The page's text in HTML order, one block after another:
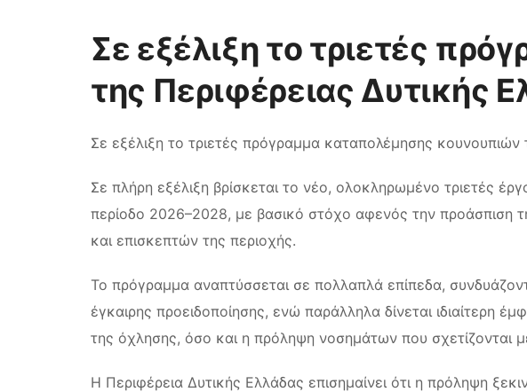
Σε εξέλιξη το τριετές
της Περιφέρειας Δυτικής
Σε εξέλιξη το τριετές πρόγραμμα καταπολέμησης
Σε πλήρη εξέλιξη βρίσκεται το νέο, ολοκληρωμένο τριετές
περίοδο 2026–2028, με βασικό στόχο αφενός την προάσπιση
και επισκεπτών της περιοχής.
Το πρόγραμμα αναπτύσσεται σε πολλαπλά επίπεδα,
έγκαιρης προειδοποίησης, ενώ παράλληλα δίνεται ιδιαίτερη
της όχλησης, όσο και η πρόληψη νοσημάτων που σχετίζονται
Η Περιφέρεια Δυτικής Ελλάδας επισημαίνει ότι η πρόληψη